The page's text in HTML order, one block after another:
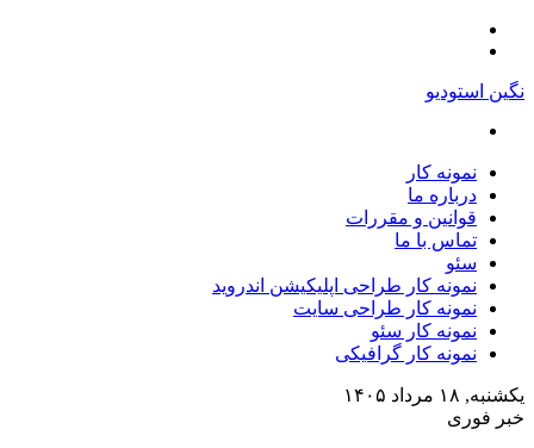
نگین استودیو
نمونه کار
درباره ما
قوانین و مقررات
تماس با ما
سئو
نمونه کار طراحی اپلیکیشن اندروید
نمونه کار طراحی سایت
نمونه کار سئو
نمونه کار گرافیکی
یکشنبه, ۱۸ مرداد ۱۴۰۵
خبر فوری